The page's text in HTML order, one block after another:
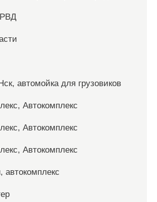
автомойка для грузовиков
Автокомплекс
Автокомплекс
Автокомплекс
автокомплекс